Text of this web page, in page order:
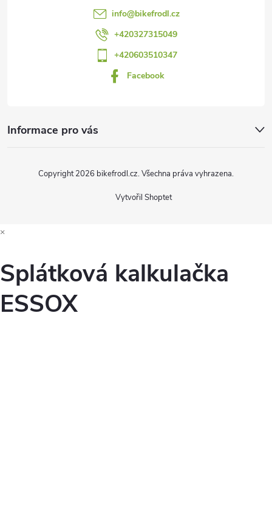
info@bikefrodl.cz
+420327315049
+420603510347
Facebook
Informace pro vás
Vytvořil Shoptet
Copyright 2026 bikefrodl.cz. Všechna práva vyhrazena.
×
Splátková kalkulačka
ESSOX